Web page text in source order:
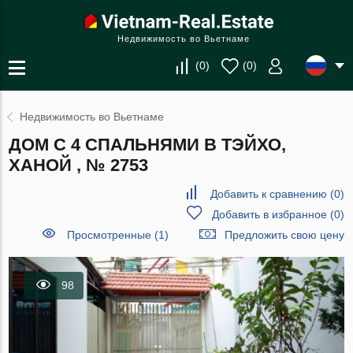
Недвижимость во Вьетнаме
(0) (0)
Недвижимость во Вьетнаме
ДОМ С 4 СПАЛЬНЯМИ В ТЭЙХО,
ХАНОЙ , № 2753
Добавить к сравнению (0)
Добавить в избранное(0)
Просмотренные (1)
Предложить свою цену
98